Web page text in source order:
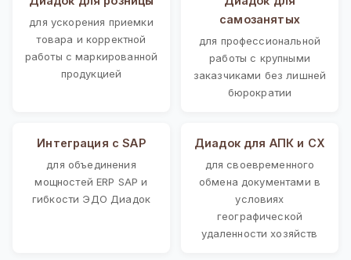
для ускорения приемки
товара и корректной
работы с маркированной
продукцией
самозанятых
для профессиональной
работы с крупными
заказчиками без лишней
бюрократии
Интеграция с SAP
для объединения
мощностей ERP SAP и
гибкости ЭДО Диадок
Диадок для АПК и СХ
для своевременного
обмена документами в
условиях
географической
удаленности хозяйств